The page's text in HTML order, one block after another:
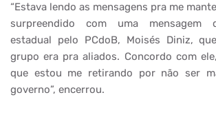
“Estava lendo as mensagens pra me
surpreendido com uma mensagem
estadual pelo PCdoB, Moisés Diniz,
grupo era pra aliados. Concordo com
que estou me retirando por não ser
governo”, encerrou.